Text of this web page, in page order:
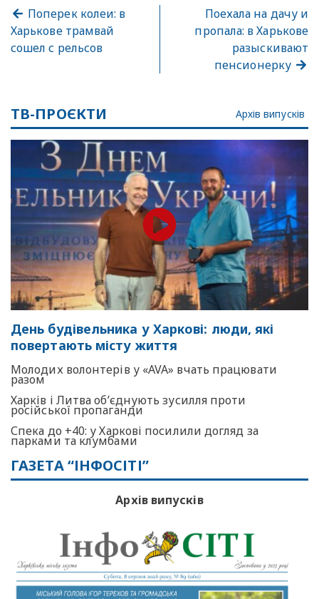
Поперек колеи: в
Харькове трамвай
сошел с рельсов
Поехала на дачу и
пропала: в Харькове
разыскивают
пенсионерку
ТВ-ПРОЄКТИ Архів випусків
День будівельника у Харкові: люди, які
повертають місту життя
Молодих волонтерів у «AVA» вчать працювати
разом
Харків і Литва об’єднують зусилля проти
російської пропаганди
Спека до +40: у Харкові посилили догляд за
парками та клумбами
ГАЗЕТА “ІНФОСІТІ”
Архів випусків